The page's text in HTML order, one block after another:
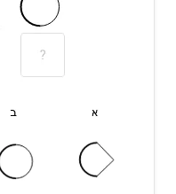
נאמר לנו של-
בעלי השיער החום
גומות - כלומר, צריך לחשב